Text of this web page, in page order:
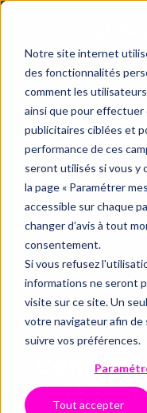
Notre site internet
des fonctionnalités
comment les
ainsi que pour effectuer
publicitaires ciblées et
performance de ces
seront utilisés si vous y
la page « Paramétrer
accessible sur chaque
changer d’avis à tout
consentement.
Si vous refusez
informations ne seront
visite sur ce site. Un
votre navigateur afin de
suivre vos préférences.
Tout accepter
Centre de
testé